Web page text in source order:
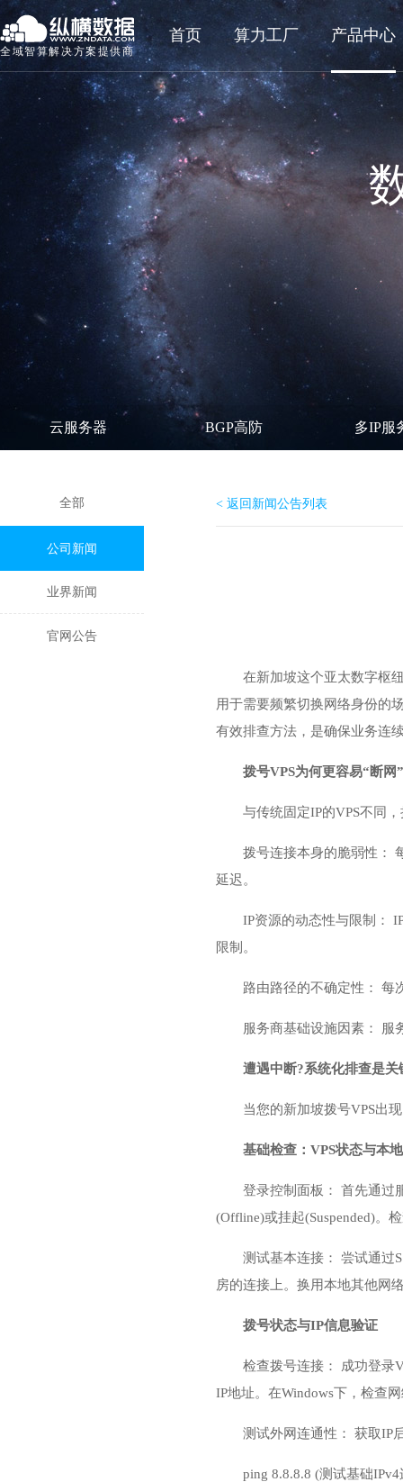
全域智算解决方案提供商
首页 算力工厂 产品中心
云服务器 BGP高防 多IP服
全部
公司新闻
业界新闻
官网公告
< 返回新闻公告列表
在新加坡这个亚太数字枢
用于需要频繁切换网络身份的
有效排查方法，是确保业务连
拨号VPS为何更容易“断网
与传统固定IP的VPS不同
拨号连接本身的脆弱性：
延迟。
IP资源的动态性与限制：
限制。
路由路径的不确定性： 每
服务商基础设施因素： 服
遭遇中断?系统化排查是关
当您的新加坡拨号VPS出
基础检查：VPS状态与本
登录控制面板： 首先通过
(Offline)或挂起(Suspended)。
测试基本连接： 尝试通过
房的连接上。换用本地其他网
拨号状态与IP信息验证
检查拨号连接： 成功登录
IP地址。在Windows下，检查
测试外网连通性： 获取IP
ping 8.8.8.8 (测试基础